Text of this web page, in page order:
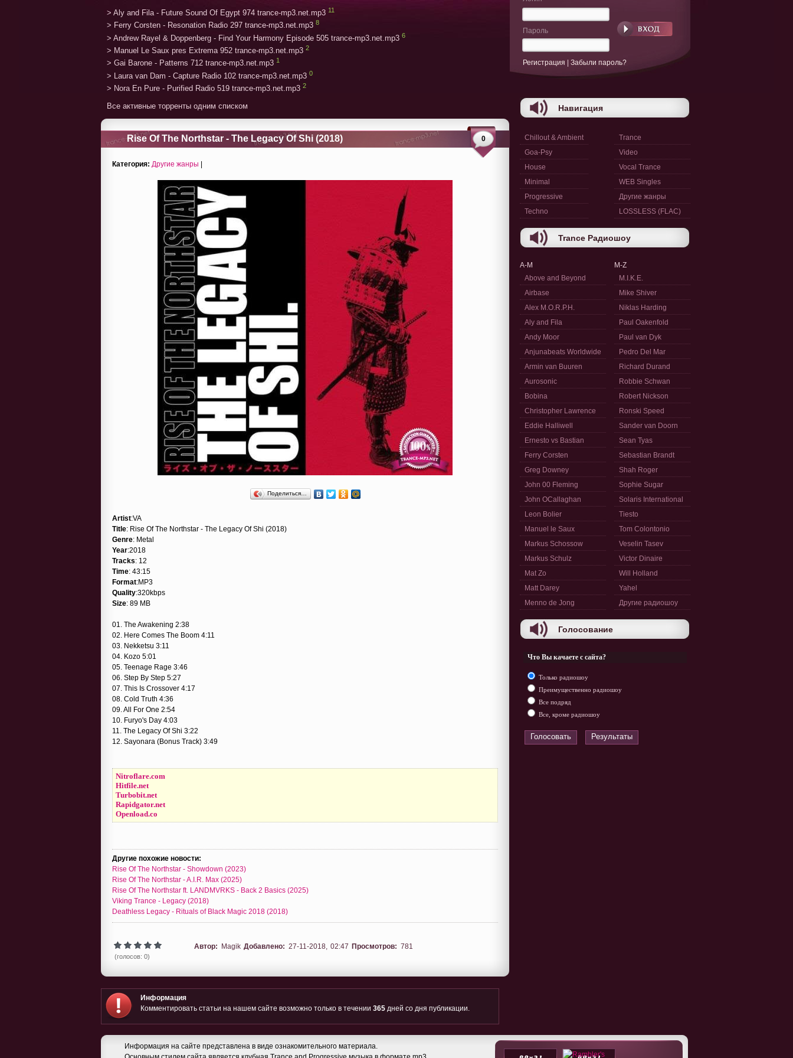
> Aly and Fila - Future Sound Of Egypt 974 trance-mp3.net.mp3 11
> Ferry Corsten - Resonation Radio 297 trance-mp3.net.mp3 8
> Andrew Rayel & Doppenberg - Find Your Harmony Episode 505 trance-mp3.net.mp3 6
> Manuel Le Saux pres Extrema 952 trance-mp3.net.mp3 2
> Gai Barone - Patterns 712 trance-mp3.net.mp3 1
> Laura van Dam - Capture Radio 102 trance-mp3.net.mp3 0
> Nora En Pure - Purified Radio 519 trance-mp3.net.mp3 2
Все активные торренты одним списком
Rise Of The Northstar - The Legacy Of Shi (2018) 0
Категория: Другие жанры |
Поделиться…
Artist:VA
Title: Rise Of The Northstar - The Legacy Of Shi (2018)
Genre: Metal
Year:2018
Tracks: 12
Time: 43:15
Format:MP3
Quality:320kbps
Size: 89 MB
01. The Awakening 2:38
02. Here Comes The Boom 4:11
03. Nekketsu 3:11
04. Kozo 5:01
05. Teenage Rage 3:46
06. Step By Step 5:27
07. This Is Crossover 4:17
08. Cold Truth 4:36
09. All For One 2:54
10. Furyo's Day 4:03
11. The Legacy Of Shi 3:22
12. Sayonara (Bonus Track) 3:49
Nitroflare.com
Hitfile.net
Turbobit.net
Rapidgator.net
Openload.co
Другие похожие новости:
Rise Of The Northstar - Showdown (2023)
Rise Of The Northstar - A.I.R. Max (2025)
Rise Of The Northstar ft. LANDMVRKS - Back 2 Basics (2025)
Viking Trance - Legacy (2018)
Deathless Legacy - Rituals of Black Magic 2018 (2018)
(голосов: 0)
Автор: Magik Добавлено: 27-11-2018, 02:47 Просмотров: 781
Информация
Комментировать статьи на нашем сайте возможно только в течении 365 дней со дня публикации.
Пароль
Регистрация Забыли пароль?
Навигация
Chillout & Ambient
Goa-Psy
House
Minimal
Progressive
Techno
Trance
Video
Vocal Trance
WEB Singles
Другие жанры
LOSSLESS (FLAC)
Trance Радиошоу
A-M
Above and Beyond
Airbase
Alex M.O.R.P.H.
Aly and Fila
Andy Moor
Anjunabeats Worldwide
Armin van Buuren
Aurosonic
Bobina
Christopher Lawrence
Eddie Halliwell
Ernesto vs Bastian
Ferry Corsten
Greg Downey
John 00 Fleming
John OCallaghan
Leon Bolier
Manuel le Saux
Markus Schossow
Markus Schulz
Mat Zo
Matt Darey
Menno de Jong
M-Z
M.I.K.E.
Mike Shiver
Niklas Harding
Paul Oakenfold
Paul van Dyk
Pedro Del Mar
Richard Durand
Robbie Schwan
Robert Nickson
Ronski Speed
Sander van Doorn
Sean Tyas
Sebastian Brandt
Shah Roger
Sophie Sugar
Solaris International
Tiesto
Tom Colontonio
Veselin Tasev
Victor Dinaire
Will Holland
Yahel
Другие радиошоу
Голосование
Что Вы качаете с сайта?
Только радиошоу
Преимущественно радиошоу
Все подряд
Все, кроме радиошоу
Голосовать Результаты
Информация на сайте представлена в виде ознакомительного материала.